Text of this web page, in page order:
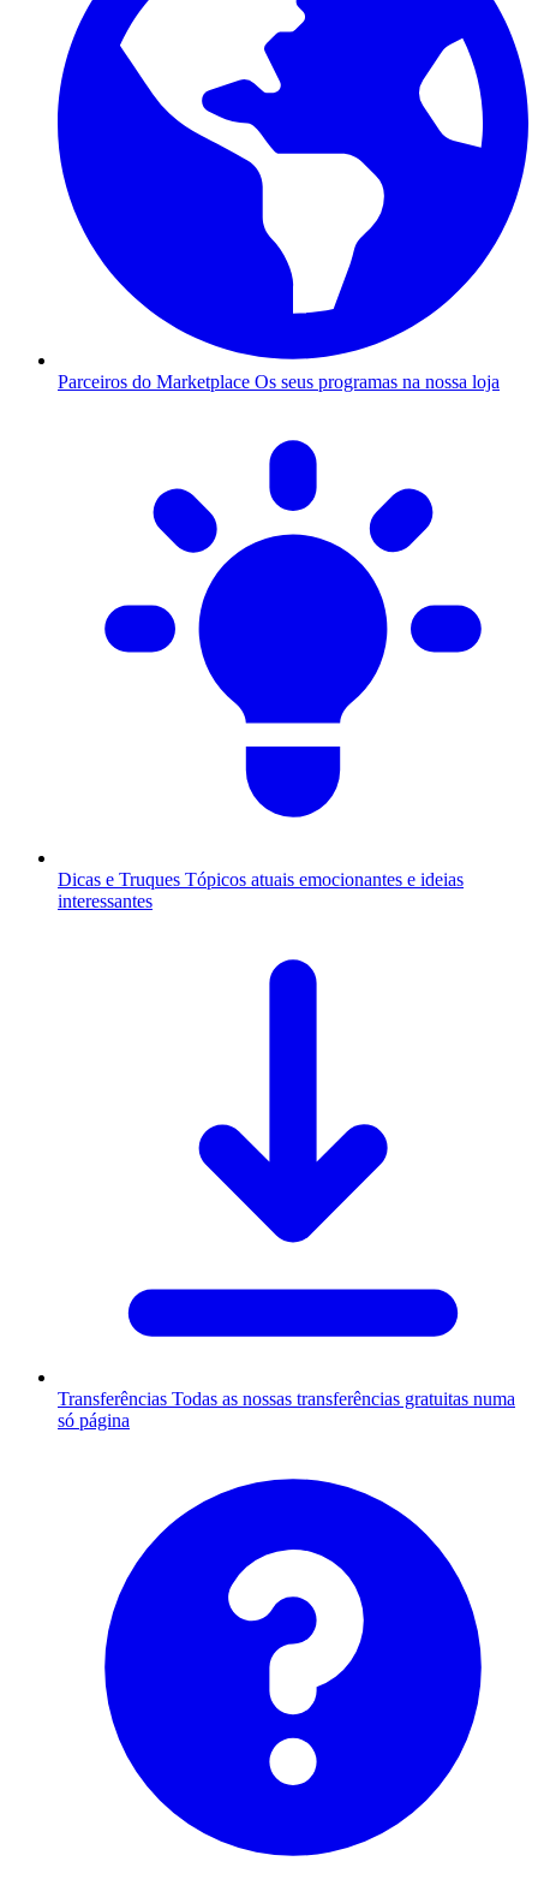
Parceiros do Marketplace Os seus programas na nossa loja
Dicas e Truques Tópicos atuais emocionantes e ideias
interessantes
Transferências Todas as nossas transferências gratuitas numa
só página